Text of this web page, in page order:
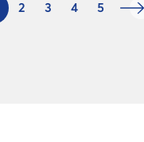
2 3 4 5